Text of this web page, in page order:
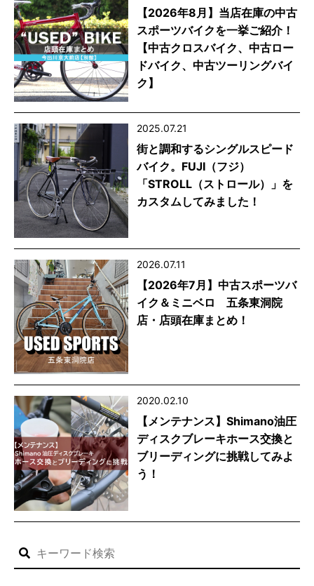
【2026年8月】当店在庫の中古
スポーツバイクを一挙ご紹介！
【中古クロスバイク、中古ロー
ドバイク、中古ツーリングバイ
ク】
2025.07.21
街と調和するシングルスピード
バイク。FUJI（フジ）
「STROLL（ストロール）」を
カスタムしてみました！
2026.07.11
【2026年7月】中古スポーツバ
イク＆ミニベロ 五条東洞院
店・店頭在庫まとめ！
2020.02.10
【メンテナンス】Shimano油圧
ディスクブレーキホース交換と
ブリーディングに挑戦してみよ
う！